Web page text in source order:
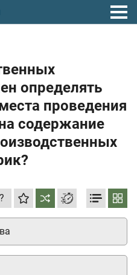
определять
проведения
содержание
?